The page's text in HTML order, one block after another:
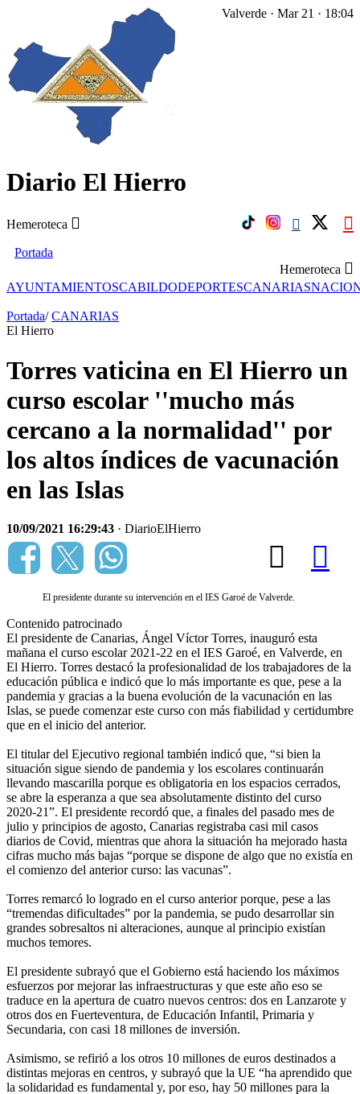
Diario El Hierro
Hemeroteca
Valverde · Mar 21 · 18:04
Portada
Hemeroteca
AYUNTAMIENTOSCABILDODEPORTESCANARIAS
Portada/ CANARIAS
El Hierro
Torres vaticina en El Hierro un
curso escolar ''mucho más
cercano a la normalidad'' por
los altos índices de vacunación
en las Islas
10/09/2021 16:29:43 · DiarioElHierro
El presidente durante su intervención en el IES Garoé de Valverde.
Contenido patrocinado
El presidente de Canarias, Ángel Víctor Torres, inauguró esta
mañana el curso escolar 2021-22 en el IES Garoé, en Valverde, en
El Hierro. Torres destacó la profesionalidad de los trabajadores de la
educación pública e indicó que lo más importante es que, pese a la
pandemia y gracias a la buena evolución de la vacunación en las
Islas, se puede comenzar este curso con más fiabilidad y certidumbre
que en el inicio del anterior.
El titular del Ejecutivo regional también indicó que, “si bien la
situación sigue siendo de pandemia y los escolares continuarán
llevando mascarilla porque es obligatoria en los espacios cerrados,
se abre la esperanza a que sea absolutamente distinto del curso
2020-21”. El presidente recordó que, a finales del pasado mes de
julio y principios de agosto, Canarias registraba casi mil casos
diarios de Covid, mientras que ahora la situación ha mejorado hasta
cifras mucho más bajas “porque se dispone de algo que no existía en
el comienzo del anterior curso: las vacunas”.
Torres remarcó lo logrado en el curso anterior porque, pese a las
“tremendas dificultades” por la pandemia, se pudo desarrollar sin
grandes sobresaltos ni alteraciones, aunque al principio existían
muchos temores.
El presidente subrayó que el Gobierno está haciendo los máximos
esfuerzos por mejorar las infraestructuras y que este año eso se
traduce en la apertura de cuatro nuevos centros: dos en Lanzarote y
otros dos en Fuerteventura, de Educación Infantil, Primaria y
Secundaria, con casi 18 millones de inversión.
Asimismo, se refirió a los otros 10 millones de euros destinados a
distintas mejoras en centros, y subrayó que la UE “ha aprendido que
la solidaridad es fundamental y, por eso, hay 50 millones para la